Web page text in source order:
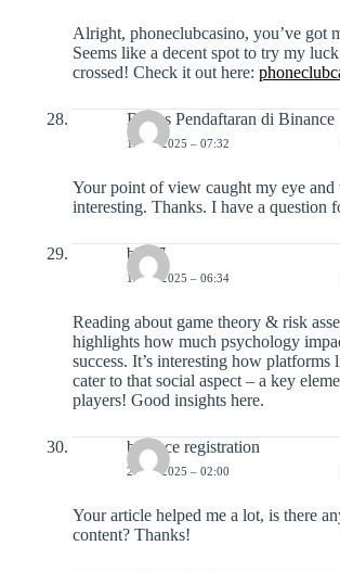
Alright, phoneclubcasino, you’ve got
Seems like a decent spot to try my
crossed! Check it out here:
Bonus Pendaftaran di Binance
16-12-2025 – 07:32
Your point of view caught my eye and
interesting. Thanks. I have a question
bl777
19-12-2025 – 06:34
Reading about game theory & risk
highlights how much psychology
success. It’s interesting how platforms
cater to that social aspect – a key
players! Good insights here.
binance registration
20-12-2025 – 02:00
Your article helped me a lot, is there
content? Thanks!